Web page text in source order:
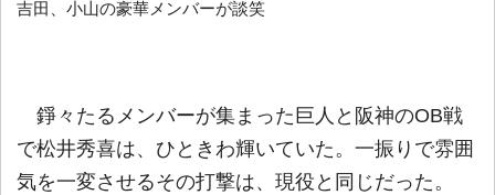
吉田、小山の豪華メンバーが談笑
錚々たるメンバーが集まった巨人と阪神のOB戦
で松井秀喜は、ひときわ輝いていた。一振りで雰囲
気を一変させるその打撃は、現役と同じだった。